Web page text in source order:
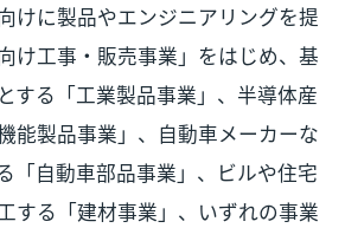
けに製品やエンジニアリングを提
け工事・販売事業」をはじめ、基
する「工業製品事業」、半導体産
能製品事業」、自動車メーカーな
「自動車部品事業」、ビルや住宅
する「建材事業」、いずれの事業